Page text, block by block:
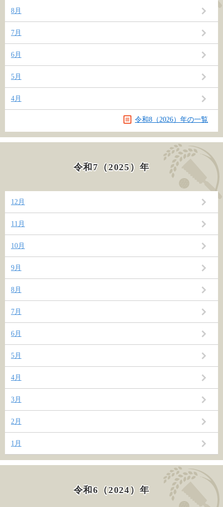
8月
7月
6月
5月
4月
令和8（2026）年の一覧
令和7（2025）年
12月
11月
10月
9月
8月
7月
6月
5月
4月
3月
2月
1月
令和6（2024）年